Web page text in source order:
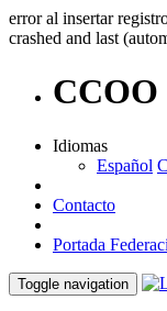
error al insertar
crashed and last
CCOO
Idiomas
Español
Contacto
Portada
Toggle navigation